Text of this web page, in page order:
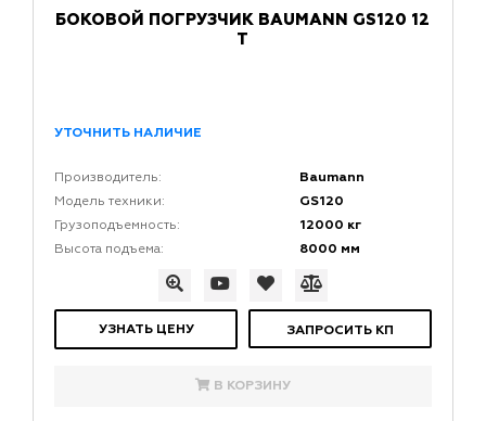
БОКОВОЙ ПОГРУЗЧИК BAUMANN GS120 12
Т
УТОЧНИТЬ НАЛИЧИЕ
Производитель: Baumann
Модель техники: GS120
Грузоподъемность: 12000 кг
Высота подъема: 8000 мм
УЗНАТЬ ЦЕНУ ЗАПРОСИТЬ КП
В КОРЗИНУ